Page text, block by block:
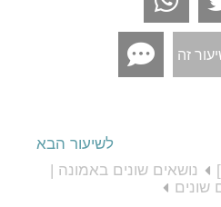
זה
לשיעור הבא
נושאים שונים באמונה |
שונים